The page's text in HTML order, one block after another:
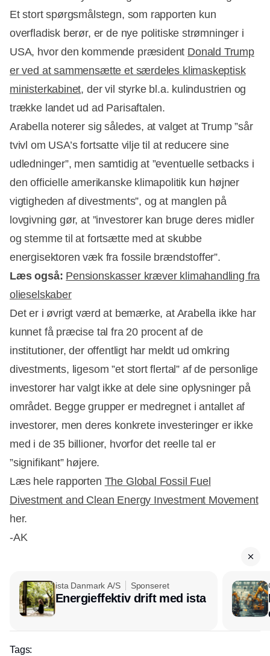
Et stort spørgsmålstegn, som rapporten kun
overfladisk berør, er de nye politiske strømninger i
USA, hvor den kommende præsident Donald Trump
er ved at sammensætte et særdeles klimaskeptisk
ministerkabinet, der vil styrke bl.a. kulindustrien og
trække landet ud ad Parisaftalen.
Arabella noterer sig således, at valget at Trump ”sår
tvivl om USA’s fortsatte vilje til at reducere sine
udledninger”, men samtidig at ”eventuelle setbacks i
den officielle amerikanske klimapolitik kun højner
vigtigheden af divestments”, og at manglen på
lovgivning gør, at ”investorer kan bruge deres midler
og stemme til at fortsætte med at skubbe
energisektoren væk fra fossile brændstoffer”.
Læs også: Pensionskasser kræver klimahandling fra
olieselskaber
Det er i øvrigt værd at bemærke, at Arabella ikke har
kunnet få præcise tal fra 20 procent af de
institutioner, der offentligt har meldt ud omkring
divestments, ligesom ”et stort flertal” af de personlige
investorer har valgt ikke at dele sine oplysninger på
området. Begge grupper er medregnet i antallet af
investorer, men deres konkrete investeringer er ikke
med i de 35 billioner, hvorfor det reelle tal er
”signifikant” højere.
Læs hele rapporten The Global Fossil Fuel
Divestment and Clean Energy Investment Movement
her.
-AK
ista Danmark A/S Sponseret
Energieffektiv drift med ista
Tags: